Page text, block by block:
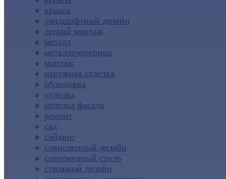
крыша
ландшафтный дизайн
легкий монтаж
металл
металлочерепица
монтаж
наружная отделка
облицовка
отделка
отделка фасада
ремонт
сад
сайдинг
современный дизайн
современный стиль
стильный дизайн